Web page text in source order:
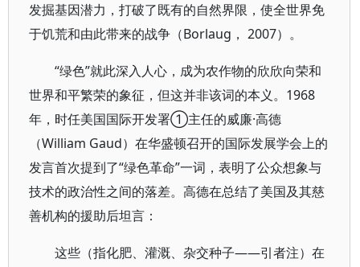
发掘基因潜力，打破了既有的自然界限，使全世界免
于饥荒和由此带来的战争（Borlaug， 2007）。
“绿色”就此深入人心，成为农作物的欣欣向荣和
世界和平繁荣的象征，但这并非该词的本义。1968
年，时任美国国际开发署①主任的威廉·高德
（William Gaud）在华盛顿召开的国际发展学会上的
发言首次提到了“绿色革命”一词，表明了公众想象与
技术的政治性之间的落差。高德在总结了美国及其慈
善机构的援助后坦言：
这些（指化肥、灌溉、杂交种子——引者注）在